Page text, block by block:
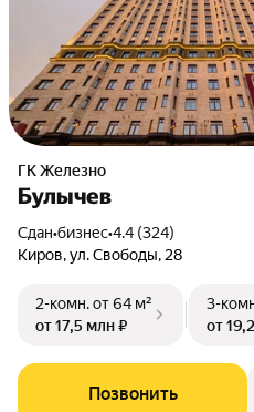
ГК Железно
Булычев
Сдан•бизнес•4.4 (324)
Киров, ул. Свободы, 28
2-комн.от 64 м²
от 17,5 млн ₽
3-
от
Позвонить